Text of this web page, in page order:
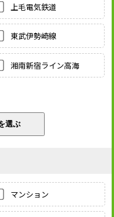
上毛電気鉄道
東武伊勢崎線
湘南新宿ライン高海
マンション